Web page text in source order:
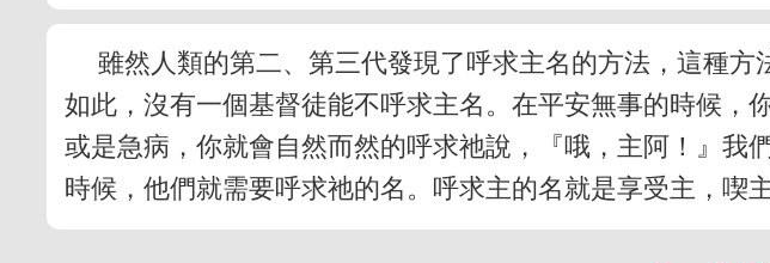
雖然人類的第二、第三代發現了呼求主名的方法，這種
如此，沒有一個基督徒能不呼求主名。在平安無事的時候，
或是急病，你就會自然而然的呼求祂說，『哦，主阿！』我
時候，他們就需要呼求祂的名。呼求主的名就是享受主，喫